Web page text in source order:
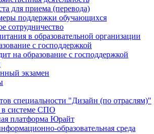
для приема (перевода)
поддержки обучающихся
сотрудничество
в образовательной организации
с господдержкой
на образование с господдержкой
экзамен
специальности "Дизайн (по отраслям)"
в системе СПО
платформа Юрайт
образовательная среда